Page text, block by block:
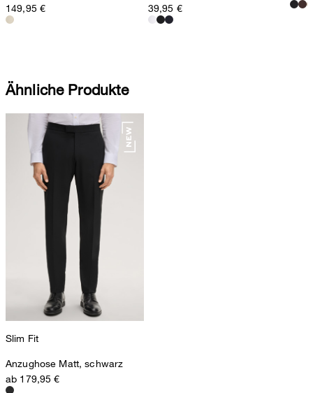
149,95 € 39,95 €
Ähnliche Produkte
Slim Fit
Anzughose Matt, schwarz
ab 179,95 €